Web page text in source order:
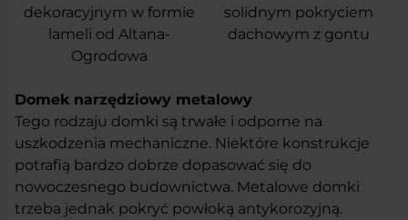
dekoracyjnym w formie
lameli od Altana-
Ogrodowa
solidnym pokryciem
dachowym z gontu
Domek narzędziowy metalowy
Tego rodzaju domki są trwałe i odporne na
uszkodzenia mechaniczne. Niektóre konstrukcje
potrafią bardzo dobrze dopasować się do
nowoczesnego budownictwa. Metalowe domki
trzeba jednak pokryć powłoką antykorozyjną.